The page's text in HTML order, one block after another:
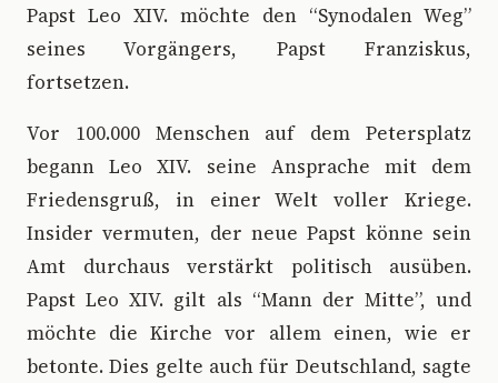
Papst Leo XIV. möchte den “Synodalen Weg”
seines Vorgängers, Papst Franziskus,
fortsetzen.
Vor 100.000 Menschen auf dem Petersplatz
begann Leo XIV. seine Ansprache mit dem
Friedensgruß, in einer Welt voller Kriege.
Insider vermuten, der neue Papst könne sein
Amt durchaus verstärkt politisch ausüben.
Papst Leo XIV. gilt als “Mann der Mitte”, und
möchte die Kirche vor allem einen, wie er
betonte. Dies gelte auch für Deutschland, sagte